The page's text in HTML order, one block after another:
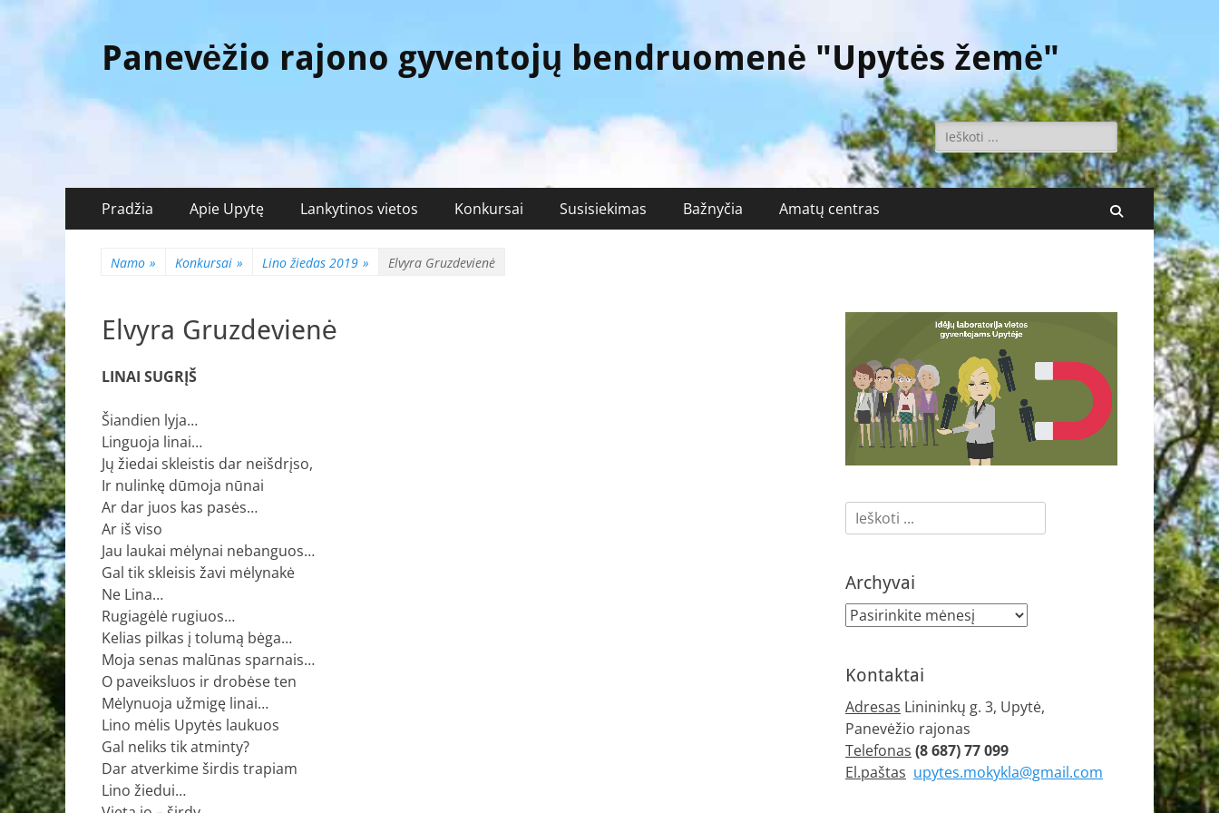
Panevėžio rajono gyventojų bendruomenė "Upytės žemė"
Ieškoti:
Pagrindinis
meniu
prie
Pradžia Apie Upytę Lankytinos vietos Konkursai Susisiekimas Bažnyčia Amatų centras Поиск
Namo » Konkursai » Lino žiedas 2019 » Elvyra Gruzdevienė
Elvyra Gruzdevienė
LINAI SUGRĮŠ
Šiandien lyja…
Linguoja linai…
Jų žiedai skleistis dar neišdrįso,
Ir nulinkę dūmoja nūnai
Ar dar juos kas pasės…
Ar iš viso
Jau laukai mėlynai nebanguos…
Gal tik skleisis žavi mėlynakė
Ne Lina…
Rugiagėlė rugiuos…
Kelias pilkas į tolumą bėga…
Moja senas malūnas sparnais…
O paveiksluos ir drobėse ten
Mėlynuoja užmigę linai…
Lino mėlis Upytės laukuos
Gal neliks tik atminty?
Dar atverkime širdis trapiam
Lino žiedui…
Ieškoti:
Archyvai
Archyvai
Kontaktai
Adresas Linininkų g. 3, Upytė,
Panevėžio rajonas
Telefonas (8 687) 77 099
El.paštas upytes.mokykla@gmail.com